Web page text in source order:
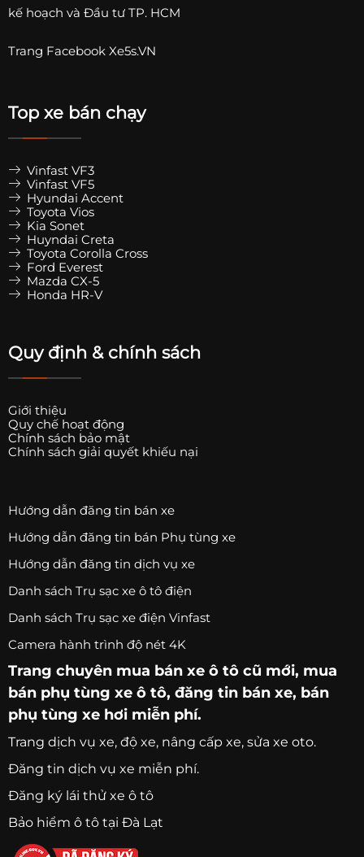
kế hoạch và Đầu tư TP. HCM
Trang Facebook Xe5s.VN
Top xe bán chạy
Vinfast VF3
Vinfast VF5
Hyundai Accent
Toyota Vios
Kia Sonet
Huyndai Creta
Toyota Corolla Cross
Ford Everest
Mazda CX-5
Honda HR-V
Quy định & chính sách
Giới thiệu
Quy chế hoạt động
Chính sách bảo mật
Chính sách giải quyết khiếu nại
Hướng dẫn đăng tin bán xe
Hướng dẫn đăng tin bán Phụ tùng xe
Hướng dẫn đăng tin dịch vụ xe
Danh sách Trụ sạc xe ô tô điện
Danh sách Trụ sạc xe điện Vinfast
Camera hành trình độ nét 4K
Trang chuyên mua bán xe ô tô cũ mới, mua
bán phụ tùng xe ô tô, đăng tin bán xe, bán
phụ tùng xe hơi miễn phí.
Trang dịch vụ xe, độ xe, nâng cấp xe, sửa xe oto.
Đăng tin dịch vụ xe miễn phí.
Đăng ký lái thử xe ô tô
Bảo hiểm ô tô tại Đà Lạt